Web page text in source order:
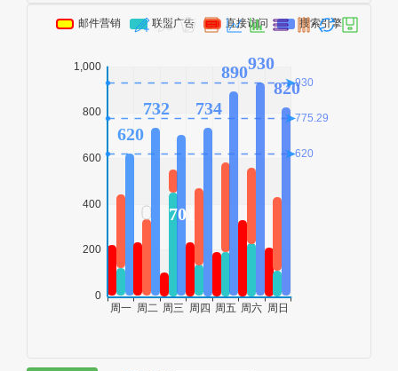
        {
name:'邮件营销',
barBorderColor:'red',
5,
color : ( function (){